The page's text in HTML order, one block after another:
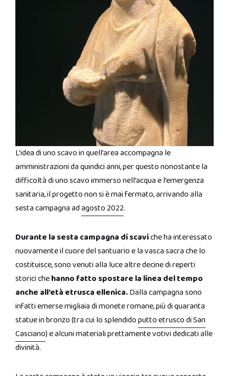
L’idea di uno scavo in quell’area accompagna le
amministrazioni da quindici anni, per questo nonostante la
difficoltà di uno scavo immerso nell’acqua e l’emergenza
sanitaria, il progetto non si è mai fermato, arrivando alla
sesta campagna adagosto 2022.
Durante la sesta campagna di scaviche ha interessato
nuovamente il cuore del santuario e la vasca sacra che lo
costituisce, sono venuti alla luce altre decine di reperti
storici chehanno fatto spostare la linea del tempo
anche all’età etrusca ellenica.Dalla campagna sono
infatti emerse migliaia di monete romane, più di quaranta
statue in bronzo (tra cui lo splendidoputto etrusco di San
Casciano) e alcuni materiali prettamente votivi dedicati alle
divinità.